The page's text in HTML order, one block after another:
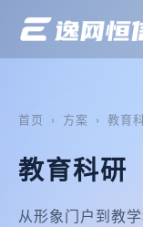
运营优化
移动应用
网站建设
首页 › 方案 › 教育
教育科研
从形象门户到教